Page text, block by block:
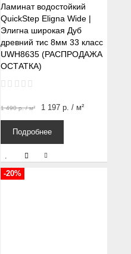
Ламинат водостойкий
QuickStep Eligna Wide |
Элигна широкая Дуб
древний тис 8мм 33 класс
UWH8635 (РАСПРОДАЖА
ОСТАТКА)
1 490р./ м² 1 197 р. / м²
Подробнее
-20%